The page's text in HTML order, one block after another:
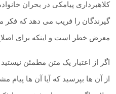
کلاهبرداری پیامکی در بحران
گیرندگان را فریب می دهد که فکر
معرض خطر است و اینکه برای
اگر از اعتبار یک متن مطمئن
از آن ها بپرسید که آیا آن ها پیام